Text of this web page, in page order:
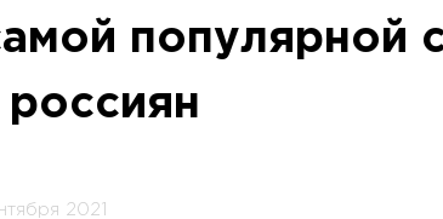
популярной
2021